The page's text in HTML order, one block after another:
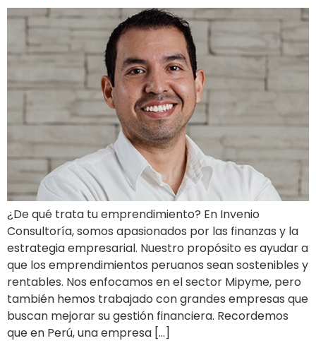
¿De qué trata tu emprendimiento? En Invenio
Consultoría, somos apasionados por las finanzas y la
estrategia empresarial. Nuestro propósito es ayudar a
que los emprendimientos peruanos sean sostenibles y
rentables. Nos enfocamos en el sector Mipyme, pero
también hemos trabajado con grandes empresas que
buscan mejorar su gestión financiera. Recordemos
que en Perú, una empresa […]